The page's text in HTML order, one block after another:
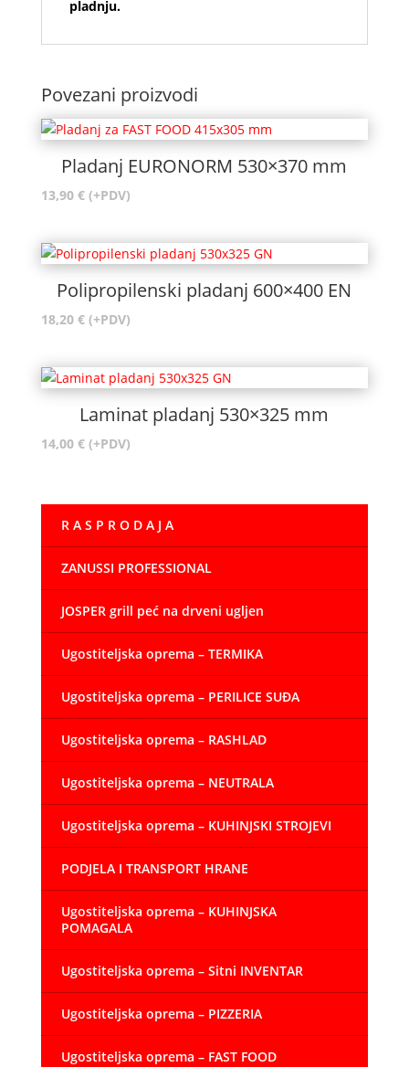
pladnju.
Povezani proizvodi
Pladanj EURONORM 530×370 mm
13,90 € (+PDV)
Polipropilenski pladanj 600×400 EN
18,20 € (+PDV)
Laminat pladanj 530×325 mm
14,00 € (+PDV)
R A S P R O D A J A
ZANUSSI PROFESSIONAL
JOSPER grill peć na drveni ugljen
Ugostiteljska oprema – TERMIKA
Ugostiteljska oprema – PERILICE SUĐA
Ugostiteljska oprema – RASHLAD
Ugostiteljska oprema – NEUTRALA
Ugostiteljska oprema – KUHINJSKI STROJEVI
PODJELA I TRANSPORT HRANE
Ugostiteljska oprema – KUHINJSKA
POMAGALA
Ugostiteljska oprema – Sitni INVENTAR
Ugostiteljska oprema – PIZZERIA
Ugostiteljska oprema – FAST FOOD